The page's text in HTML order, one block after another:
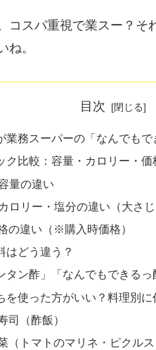
コスパ重視で業スー？
ね。
目次
業務スーパーの「なんでもで
ク比較：容量・カロリー・価
量の違い
ロリー・塩分の違い（大さじ
の違い（※購入時価格）
はどう違う？
タン酢」「なんでもできる
を使った方がいい？料理別に
司（酢飯）
（トマトのマリネ・ピクルス